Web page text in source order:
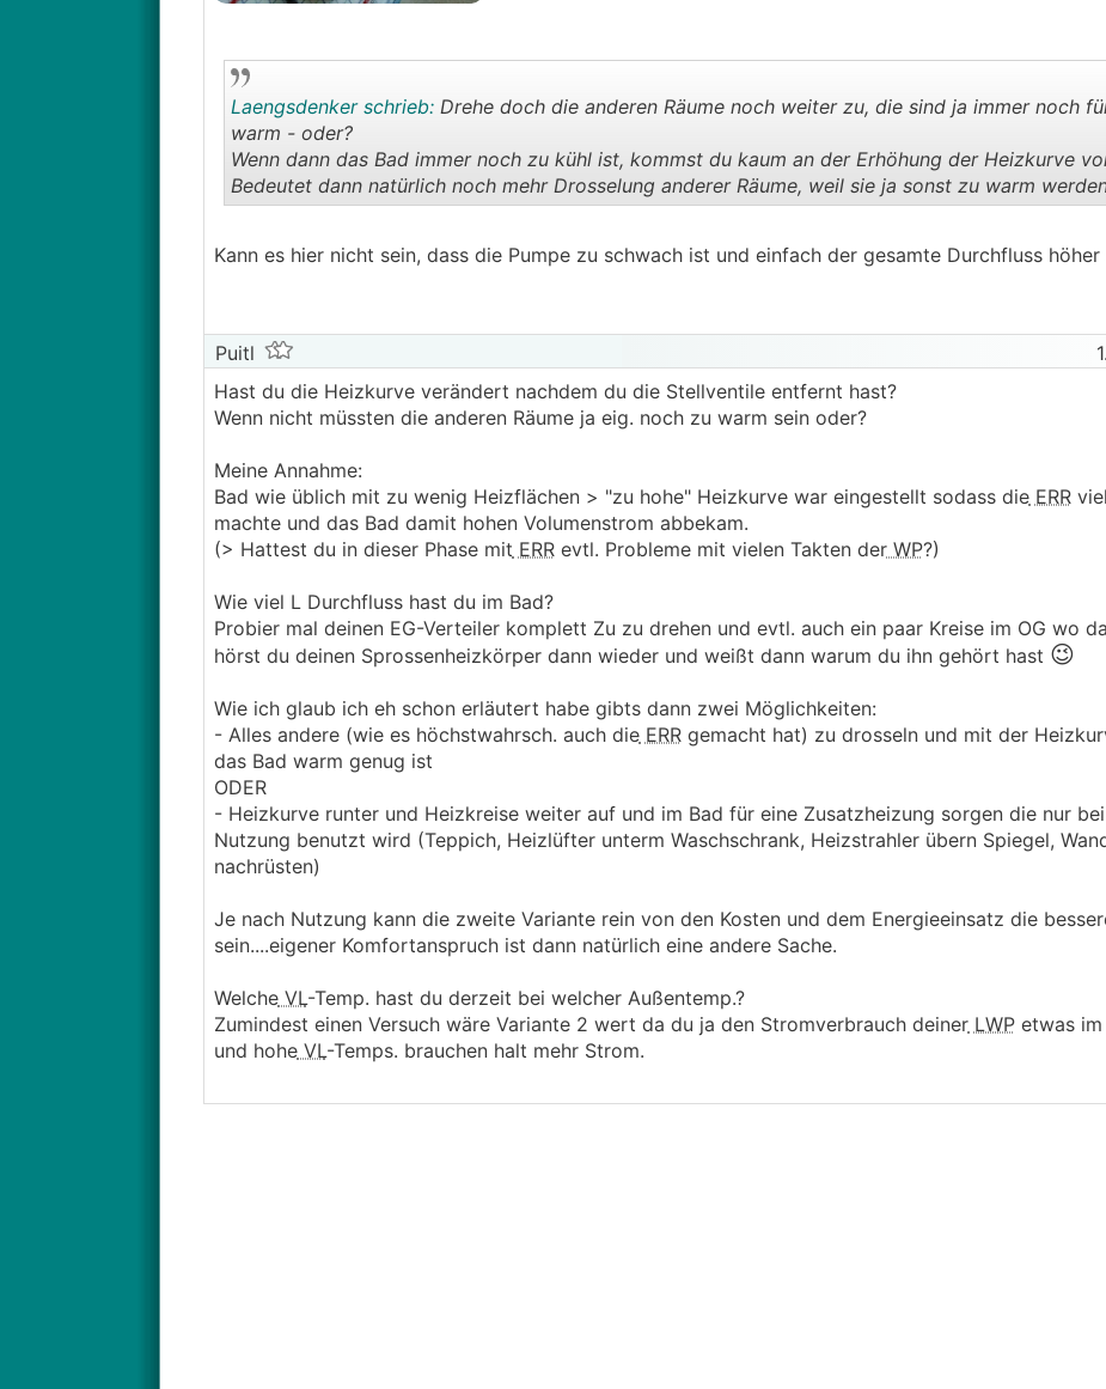
..
Laengsdenker schrieb:Drehe doch die anderen Räume noch weiter zu, die sind ja immer noch
warm - oder?
Wenn dann das Bad immer noch zu kühl ist, kommst du kaum an der Erhöhung der Heizkurve
Bedeutet dann natürlich noch mehr Drosselung anderer Räume, weil sie ja sonst zu warm
Kann es hier nicht sein, dass die Pumpe zu schwach ist und einfach der gesamte Durchfluss höher
Puitl
Hast du die Heizkurve verändert nachdem du die Stellventile entfernt hast?
Wenn nicht müssten die anderen Räume ja eig. noch zu warm sein oder?
Meine Annahme:
Bad wie üblich mit zu wenig Heizflächen > "zu hohe" Heizkurve war eingestellt sodass dieERR
machte und das Bad damit hohen Volumenstrom abbekam.
(> Hattest du in dieser Phase mit ERRevtl. Probleme mit vielen Takten derWP?)
Wie viel L Durchfluss hast du im Bad?
Probier mal deinen EG-Verteiler komplett Zu zu drehen und evtl. auch ein paar Kreise im OG wo
hörst du deinen Sprossenheizkörper dann wieder und weißt dann warum du ihn gehört hast 😉
Wie ich glaub ich eh schon erläutert habe gibts dann zwei Möglichkeiten:
- Alles andere (wie es höchstwahrsch. auch dieERRgemacht hat) zu drosseln und mit der
das Bad warm genug ist
ODER
- Heizkurve runter und Heizkreise weiter auf und im Bad für eine Zusatzheizung sorgen die nur
Nutzung benutzt wird (Teppich, Heizlüfter unterm Waschschrank, Heizstrahler übern Spiegel,
nachrüsten)
Je nach Nutzung kann die zweite Variante rein von den Kosten und dem Energieeinsatz die
sein....eigener Komfortanspruch ist dann natürlich eine andere Sache.
WelcheVL-Temp. hast du derzeit bei welcher Außentemp.?
Zumindest einen Versuch wäre Variante 2 wert da du ja den Stromverbrauch deinerLWPetwas im
und hoheVL-Temps. brauchen halt mehr Strom.